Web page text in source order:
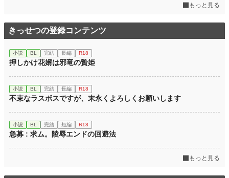
もっと見る
きっせつの登録コンテンツ
小説 BL 完結 長編 R18
押しかけ花婿は邪竜の贄姫
小説 BL 完結 長編 R18
不束なラスボスですが、末永くよろしくお願いします
小説 BL 完結 短編 R18
急募 : 求ム。陵辱エンドの回避法
もっと見る